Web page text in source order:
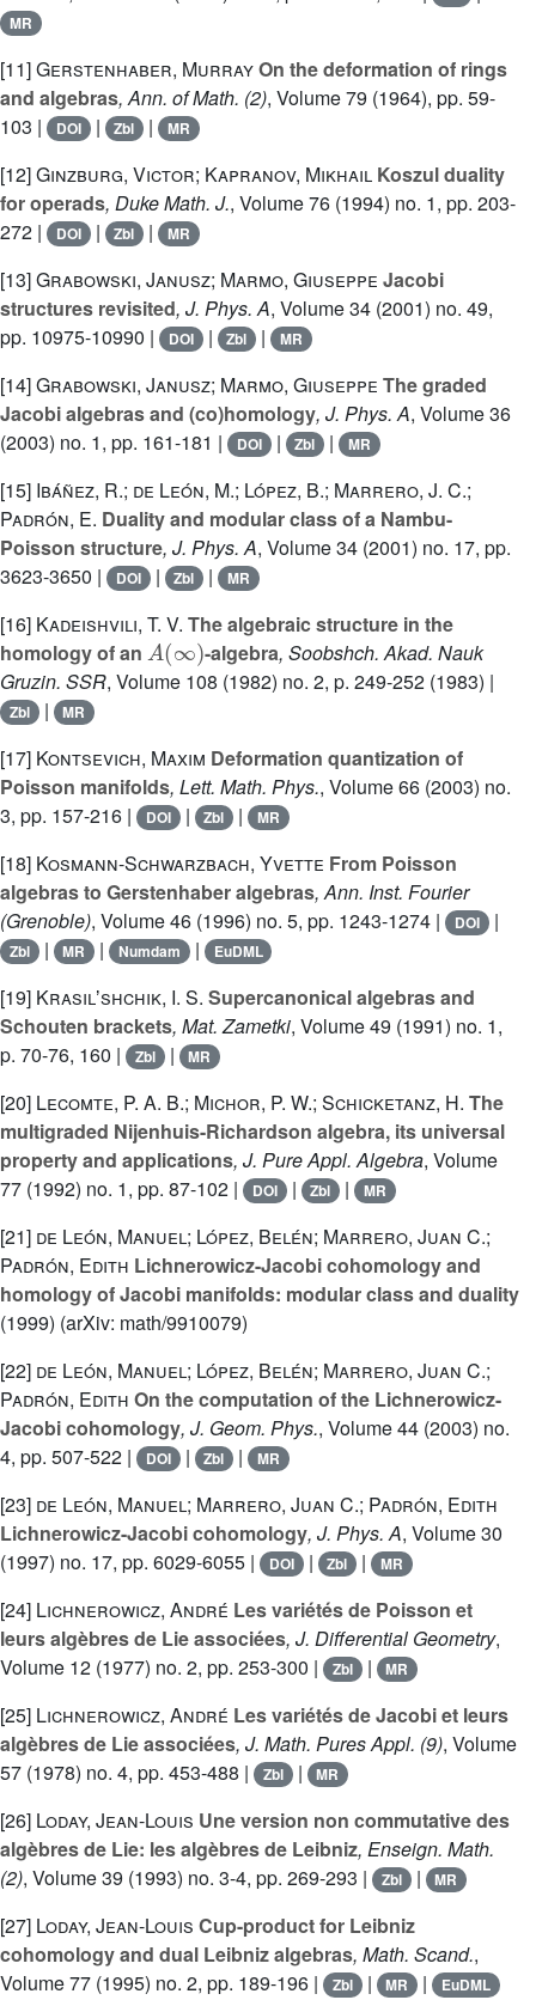
MR
[11]Gerstenhaber, MurrayOn the deformation of rings
and algebras, Ann. of Math. (2), Volume 79 (1964), pp. 59-
103 |
DOI | Zbl | MR
[12]Ginzburg, Victor; Kapranov, Mikhail Koszul duality
for operads, Duke Math. J., Volume 76 (1994) no. 1, pp. 203-
272 |
DOI | Zbl | MR
[13]Grabowski, Janusz; Marmo, Giuseppe Jacobi
structures revisited, J. Phys. A, Volume 34 (2001) no. 49,
pp. 10975-10990 |
DOI | Zbl | MR
[14]Grabowski, Janusz; Marmo, Giuseppe The graded
Jacobi algebras and (co)homology, J. Phys. A, Volume 36
(2003) no. 1, pp. 161-181 |
DOI | Zbl | MR
[15] Ibáñez, R.; de León, M.; López, B.; Marrero, J. C.;
Padrón, E. Duality and modular class of a Nambu-
Poisson structure, J. Phys. A, Volume 34 (2001) no. 17, pp.
3623-3650 |
DOI | Zbl | MR
[16] Kadeishvili, T. V. The algebraic structure in the
homology of an
A (∞ )
-algebra, Soobshch. Akad. Nauk
Gruzin. SSR, Volume 108 (1982) no. 2, p. 249-252 (1983) |
Zbl | MR
[17] Kontsevich, Maxim Deformation quantization of
Poisson manifolds, Lett. Math. Phys., Volume 66 (2003) no.
3, pp. 157-216 |
DOI | Zbl | MR
[18] Kosmann-Schwarzbach, Yvette From Poisson
algebras to Gerstenhaber algebras, Ann. Inst. Fourier
(Grenoble), Volume 46 (1996) no. 5, pp. 1243-1274 | DOI |
Zbl | MR | Numdam | EuDML
[19] Krasilʼshchik, I. S. Supercanonical algebras and
Schouten brackets, Mat. Zametki, Volume 49 (1991) no. 1,
p. 70-76, 160 |
Zbl | MR
[20] Lecomte, P. A. B.; Michor, P. W.; Schicketanz, H. The
multigraded Nijenhuis-Richardson algebra, its universal
property and applications, J. Pure Appl. Algebra, Volume
77 (1992) no. 1, pp. 87-102 | DOI | Zbl | MR
[21] de León, Manuel; López, Belén; Marrero, Juan C.;
Padrón, Edith Lichnerowicz-Jacobi cohomology and
homology of Jacobi manifolds: modular class and duality
(1999) (arXiv: math/9910079)
[22] de León, Manuel; López, Belén; Marrero, Juan C.;
Padrón, Edith On the computation of the Lichnerowicz-
Jacobi cohomology, J. Geom. Phys., Volume 44 (2003) no.
4, pp. 507-522 |
DOI | Zbl | MR
[23] de León, Manuel; Marrero, Juan C.; Padrón, Edith
Lichnerowicz-Jacobi cohomology, J. Phys. A, Volume 30
(1997) no. 17, pp. 6029-6055 |
DOI | Zbl | MR
[24] Lichnerowicz, André Les variétés de Poisson et
leurs algèbres de Lie associées, J. Differential Geometry,
Volume 12 (1977) no. 2, pp. 253-300 | Zbl | MR
[25] Lichnerowicz, André Les variétés de Jacobi et leurs
algèbres de Lie associées, J. Math. Pures Appl. (9), Volume
57 (1978) no. 4, pp. 453-488 | Zbl | MR
[26] Loday, Jean-Louis Une version non commutative des
algèbres de Lie: les algèbres de Leibniz, Enseign. Math.
(2), Volume 39 (1993) no. 3-4, pp. 269-293 | Zbl | MR
[27] Loday, Jean-Louis Cup-product for Leibniz
cohomology and dual Leibniz algebras, Math. Scand.,
Volume 77 (1995) no. 2, pp. 189-196 | Zbl | MR | EuDML